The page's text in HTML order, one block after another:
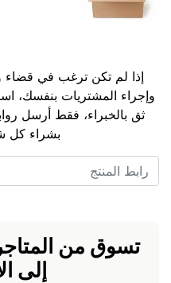
إذا لم تكن ترغب في قضاء
وإجراء المشتريات بنفسك،
ثق بالخبراء، فقط أرسل
بشراء كل
تسوق من
إلى